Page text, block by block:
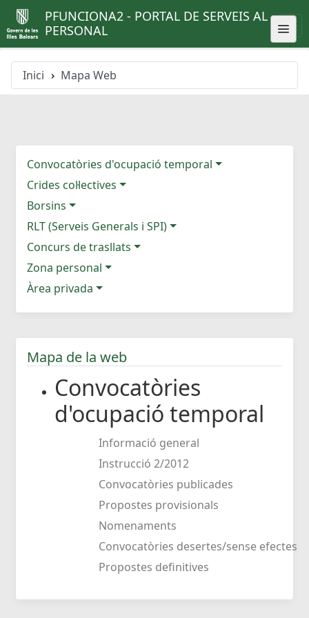
PFUNCIONA2 - PORTAL DE SERVEIS AL
PERSONAL
Inici Mapa Web
Convocatòries d'ocupació temporal
Crides col·lectives
Borsins
RLT (Serveis Generals i SPI)
Concurs de trasllats
Zona personal
Àrea privada
Mapa de la web
Convocatòries
d'ocupació temporal
Informació general
Instrucció 2/2012
Convocatòries publicades
Propostes provisionals
Nomenaments
Convocatòries desertes/sense efectes
Propostes definitives